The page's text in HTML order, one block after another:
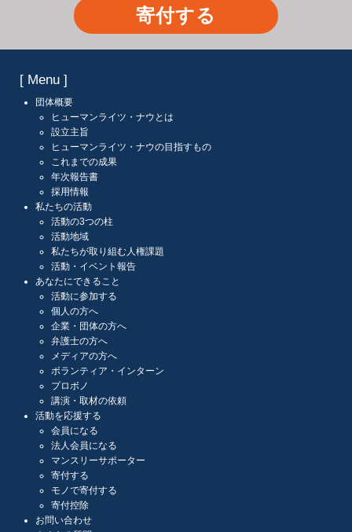
寄付する
[ Menu ]
団体概要
ヒューマンライツ・ナウとは
設立主旨
ヒューマンライツ・ナウの目指すもの
これまでの成果
年次報告書
採用情報
私たちの活動
活動の3つの柱
活動地域
私たちが取り組む人権課題
活動・イベント報告
あなたにできること
活動に参加する
個人の方へ
企業・団体の方へ
弁護士の方へ
メディアの方へ
ボランティア・インターン
プロボノ
講演・取材の依頼
活動を応援する
会員になる
法人会員になる
マンスリーサポーター
寄付する
モノで寄付する
寄付控除
お問い合わせ